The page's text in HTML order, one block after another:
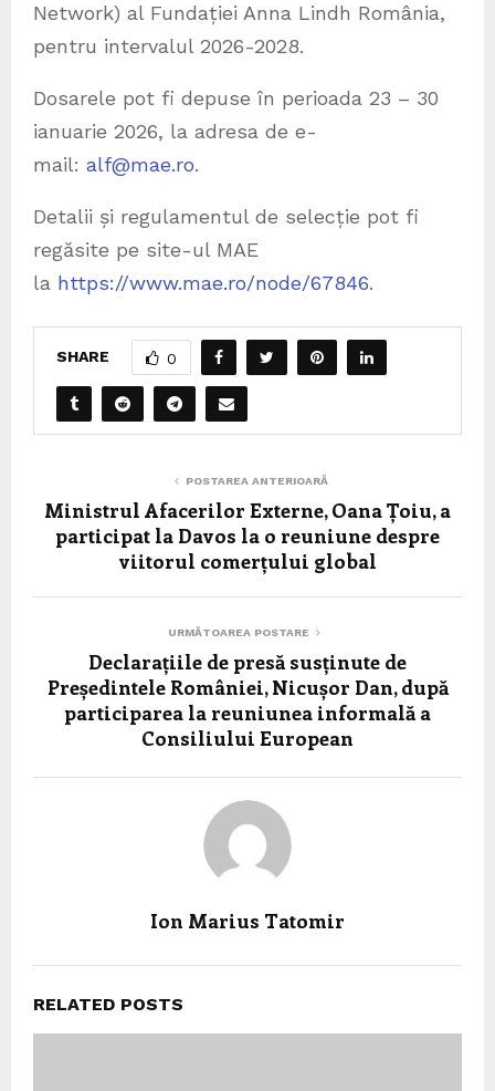
Network) al Fundației Anna Lindh România,
pentru intervalul 2026-2028.
Dosarele pot fi depuse în perioada 23 – 30
ianuarie 2026, la adresa de e-
mail: alf@mae.ro.
Detalii și regulamentul de selecție pot fi
regăsite pe site-ul MAE
la https://www.mae.ro/node/67846.
SHARE 0
POSTAREA ANTERIOARĂ
Ministrul Afacerilor Externe, Oana Țoiu, a
participat la Davos la o reuniune despre
viitorul comerțului global
URMĂTOAREA POSTARE
Declarațiile de presă susținute de
Președintele României, Nicușor Dan, după
participarea la reuniunea informală a
Consiliului European
Ion Marius Tatomir
RELATED POSTS